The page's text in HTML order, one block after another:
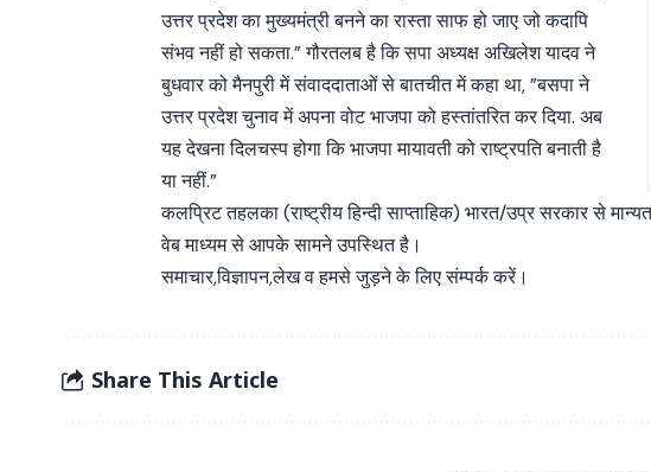
उत्तर प्रदेश का मुख्यमंत्री बनने का रास्ता साफ हो जाए जो कदापि
संभव नहीं हो सकता.” गौरतलब है कि सपा अध्यक्ष अखिलेश यादव ने
बुधवार को मैनपुरी में संवाददाताओं से बातचीत में कहा था, ”बसपा ने
उत्तर प्रदेश चुनाव में अपना वोट भाजपा को हस्तांतरित कर दिया. अब
यह देखना दिलचस्प होगा कि भाजपा मायावती को राष्ट्रपति बनाती है
या नहीं.”
कलप्रिट तहलका (राष्ट्रीय हिन्दी साप्ताहिक) भारत/उप्र सरकार से
वेब माध्यम से आपके सामने उपस्थित है।
समाचार,विज्ञापन,लेख व हमसे जुड़ने के लिए संम्पर्क करें।
Share This Article